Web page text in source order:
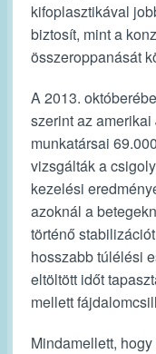
kifoplasztikával
biztosít, mint a
összeroppanását
A 2013.
szerint az
munkatársai
vizsgálták a
kezelési
azoknál a
történő
hosszabb túlélési
eltöltött időt
mellett
Mindamellett,